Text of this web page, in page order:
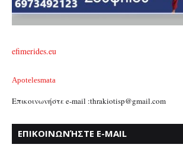
efimerides.eu
Apotelesmata
Επικοινωνήστε e-mail :thrakiotisp@gmail.com
ΕΠΙΚΟΙΝΩΝΉΣΤΕ E-MAIL